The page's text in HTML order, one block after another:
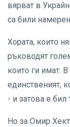
вярват в
са били
Хората, които
ръководят
които ги имат.
единственият,
- и затова е
Но за Омир